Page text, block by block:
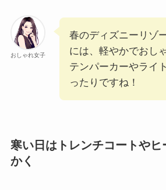
おしゃれ女子
春のディズニーリゾ
には、軽やかでおし
テンパーカーやライ
ったりですね！
寒い日はトレンチコートやヒ
かく